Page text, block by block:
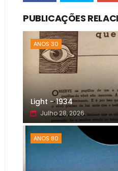
PUBLICAÇÕES
ANOS 30
Light - 1934
Julho 28, 2026
ANOS 80